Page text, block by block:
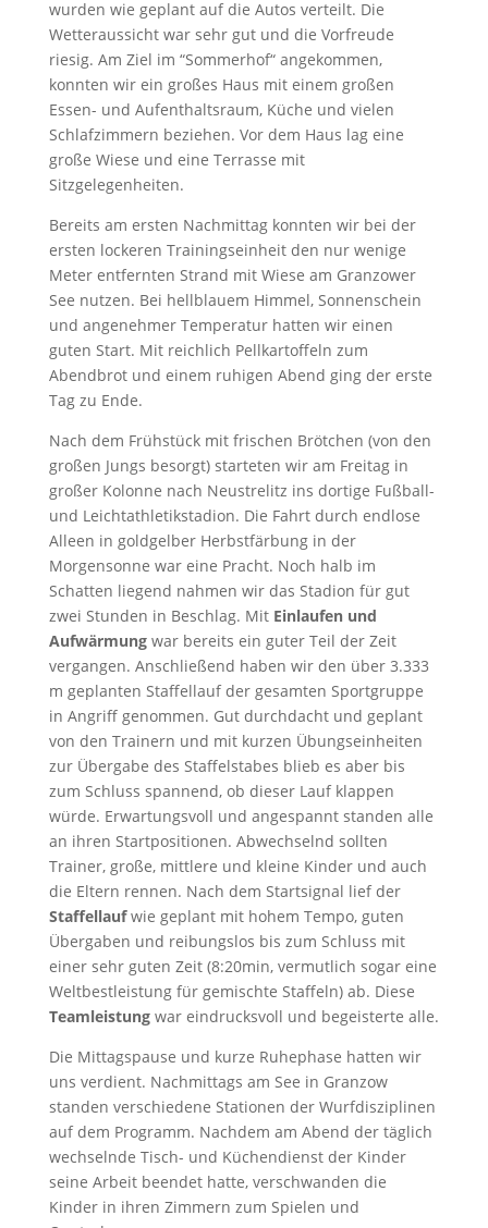
wurden wie geplant auf die Autos verteilt. Die
Wetteraussicht war sehr gut und die Vorfreude
riesig. Am Ziel im “Sommerhof“ angekommen,
konnten wir ein großes Haus mit einem großen
Essen- und Aufenthaltsraum, Küche und vielen
Schlafzimmern beziehen. Vor dem Haus lag eine
große Wiese und eine Terrasse mit
Sitzgelegenheiten.
Bereits am ersten Nachmittag konnten wir bei der
ersten lockeren Trainingseinheit den nur wenige
Meter entfernten Strand mit Wiese am Granzower
See nutzen. Bei hellblauem Himmel, Sonnenschein
und angenehmer Temperatur hatten wir einen
guten Start. Mit reichlich Pellkartoffeln zum
Abendbrot und einem ruhigen Abend ging der erste
Tag zu Ende.
Nach dem Frühstück mit frischen Brötchen (von den
großen Jungs besorgt) starteten wir am Freitag in
großer Kolonne nach Neustrelitz ins dortige Fußball-
und Leichtathletikstadion. Die Fahrt durch endlose
Alleen in goldgelber Herbstfärbung in der
Morgensonne war eine Pracht. Noch halb im
Schatten liegend nahmen wir das Stadion für gut
zwei Stunden in Beschlag. Mit Einlaufen und
Aufwärmungwar bereits ein guter Teil der Zeit
vergangen. Anschließend haben wir den über 3.333
m geplanten Staffellauf der gesamten Sportgruppe
in Angriff genommen. Gut durchdacht und geplant
von den Trainern und mit kurzen Übungseinheiten
zur Übergabe des Staffelstabes blieb es aber bis
zum Schluss spannend, ob dieser Lauf klappen
würde. Erwartungsvoll und angespannt standen alle
an ihren Startpositionen. Abwechselnd sollten
Trainer, große, mittlere und kleine Kinder und auch
die Eltern rennen. Nach dem Startsignal lief der
Staffellaufwie geplant mit hohem Tempo, guten
Übergaben und reibungslos bis zum Schluss mit
einer sehr guten Zeit (8:20min, vermutlich sogar eine
Weltbestleistung für gemischte Staffeln) ab. Diese
Teamleistungwar eindrucksvoll und begeisterte alle.
Die Mittagspause und kurze Ruhephase hatten wir
uns verdient. Nachmittags am See in Granzow
standen verschiedene Stationen der Wurfdisziplinen
auf dem Programm. Nachdem am Abend der täglich
wechselnde Tisch- und Küchendienst der Kinder
seine Arbeit beendet hatte, verschwanden die
Kinder in ihren Zimmern zum Spielen und